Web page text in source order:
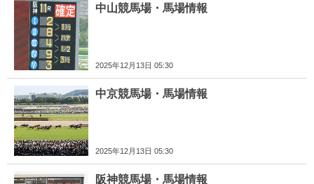
中山競馬場・馬場情報
2025年12月13日 05:30
中京競馬場・馬場情報
2025年12月13日 05:30
阪神競馬場・馬場情報